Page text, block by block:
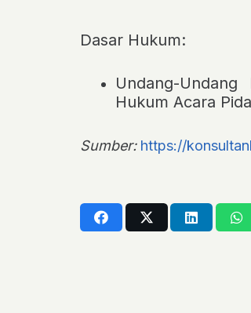
Dasar Hukum:
Undang-
Hukum Acara
Sumber: https://